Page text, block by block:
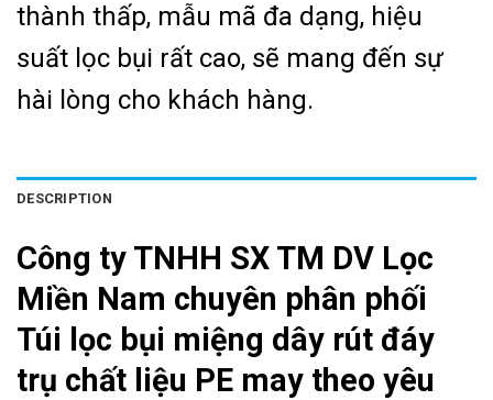
thành thấp, mẫu mã đa dạng, hiệu
suất lọc bụi rất cao, sẽ mang đến sự
hài lòng cho khách hàng.
DESCRIPTION
Công ty TNHH SX TM DV Lọc
Miền Nam chuyên phân phối
Túi lọc bụi miệng dây rút đáy
trụ chất liệu PE may theo yêu